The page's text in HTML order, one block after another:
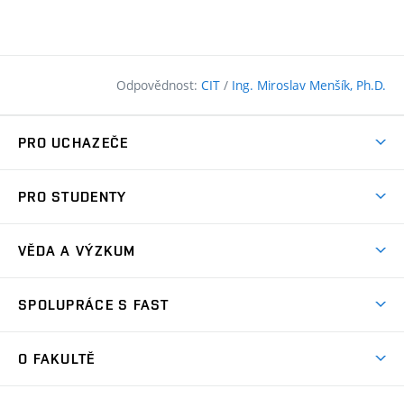
Odpovědnost: CIT / Ing. Miroslav Menšík, Ph.D.
PRO UCHAZEČE
Přijímačky
Ambasadoři pro prváky(externí
Přípravné kurzy
PRO STUDENTY
Předměty
Příručka prváka
VĚDA A VÝZKUM
Centra výzkumu
SPOLUPRÁCE S FAST
O FAKULTĚ